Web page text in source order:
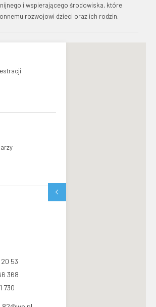
i wspierającego środowiska, które
rozwojowi dzieci oraz ich rodzin.
53
368
730